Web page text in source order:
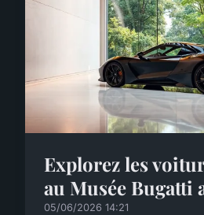
Explorez les
au Musée
05/06/2026 14:21